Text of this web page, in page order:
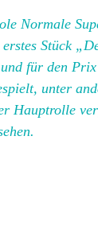
Normale
Stück
für den
unter
Hauptrolle